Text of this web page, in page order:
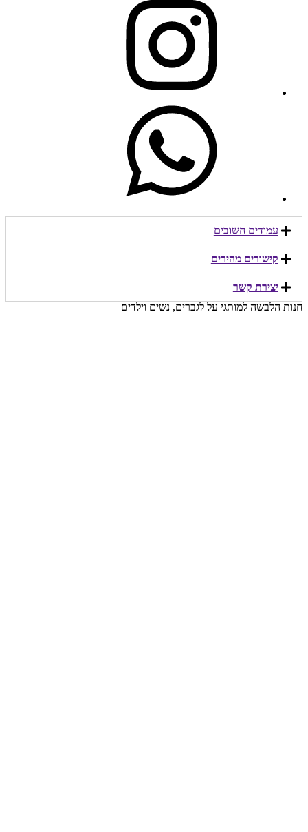
עמודים חשובים
קישורים מהירים​
יצירת קשר​
חנות הלבשה למותגי על לגברים, נשים וילדים